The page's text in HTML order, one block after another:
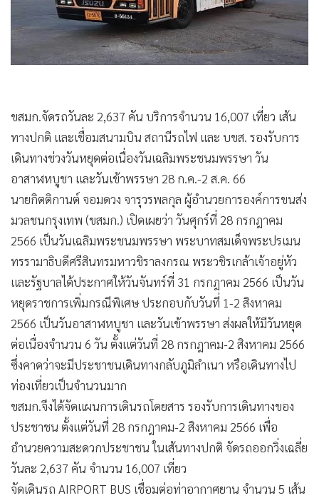
Infographic
• การเมือง
ท่องเที่ยว
• Special Scoop
• เศรษฐกิจ-ธุรกิจ
• จีน
• ชุมชน-คุณภาพชีวิต
• อาชญากรรม
Motoring
วิทยาศาสตร์
• SMEs
• หุ้น
• อินโดจีน
• กองทุนรวม
• Celeb Online
• Factcheck
• ญี่ปุ่น
• News1
• Gotomanager
ขสมก.จัดรถวันละ 2,637 คัน บริการจำนวน 16,007 เที่ยว เส้น
ทางปกติ และเชื่อมสนามบิน สถานีรถไฟ และ บขส. รองรับการ
เดินทางช่วงวันหยุดต่อเนื่องวันเฉลิมพระชนมพรรษา วัน
อาสาฬหบูชา และวันเข้าพรรษา 28 ก.ค.-2 ส.ค. 66
นายกิตติกานต์ จอมดวง จารุวรพลกุล ผู้อำนวยการองค์การขนส่ง
มวลชนกรุงเทพ (ขสมก.) เปิดเผยว่า วันศุกร์ที่ 28 กรกฎาคม
2566 เป็นวันเฉลิมพระชนมพรรษา พระบาทสมเด็จพระปรเมน
ทรรามาธิบดีศรีสินทรมหาวชิราลงกรณ พระวชิรเกล้าเจ้าอยู่หัว
และรัฐบาลได้ประกาศให้วันจันทร์ที่ 31 กรกฎาคม 2566 เป็นวัน
หยุดราชการเพิ่มกรณีพิเศษ ประกอบกับวันที่ 1-2 สิงหาคม
2566 เป็นวันอาสาฬหบูชา และวันเข้าพรรษา ส่งผลให้มีวันหยุด
ต่อเนื่องจำนวน 6 วัน ตั้งแต่วันที่ 28 กรกฎาคม-2 สิงหาคม 2566
ซึ่งคาดว่าจะมีประชาชนเดินทางกลับภูมิลำเนา หรือเดินทางไป
ท่องเที่ยวเป็นจำนวนมาก
ขสมก.จึงได้จัดแผนการเดินรถโดยสาร รองรับการเดินทางของ
ประชาชน ตั้งแต่วันที่ 28 กรกฎาคม-2 สิงหาคม 2566 เพื่อ
อำนวยความสะดวกประชาชน ในเส้นทางปกติ จัดรถออกวิ่งเฉลี่ย
วันละ 2,637 คัน จำนวน 16,007 เที่ยว
จัดเดินรถ AIRPORT BUS เชื่อมต่อท่าอากาศยาน จำนวน 5 เส้น